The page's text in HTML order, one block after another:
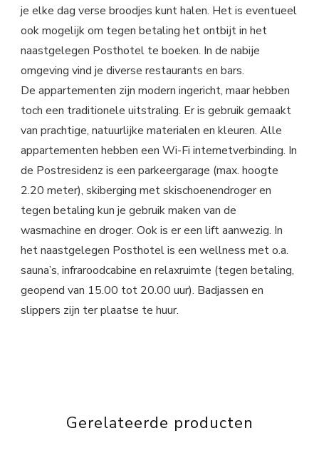
je elke dag verse broodjes kunt halen. Het is eventueel
ook mogelijk om tegen betaling het ontbijt in het
naastgelegen Posthotel te boeken. In de nabije
omgeving vind je diverse restaurants en bars.
De appartementen zijn modern ingericht, maar hebben
toch een traditionele uitstraling. Er is gebruik gemaakt
van prachtige, natuurlijke materialen en kleuren. Alle
appartementen hebben een Wi-Fi internetverbinding. In
de Postresidenz is een parkeergarage (max. hoogte
2.20 meter), skiberging met skischoenendroger en
tegen betaling kun je gebruik maken van de
wasmachine en droger. Ook is er een lift aanwezig. In
het naastgelegen Posthotel is een wellness met o.a.
sauna’s, infraroodcabine en relaxruimte (tegen betaling,
geopend van 15.00 tot 20.00 uur). Badjassen en
slippers zijn ter plaatse te huur.
Gerelateerde producten